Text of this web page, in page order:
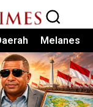
Melanesia